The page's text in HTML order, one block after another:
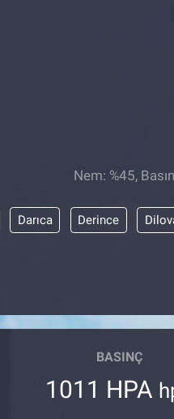
Nem: %45,
Darıca Derince
BASINÇ
1011 HPA